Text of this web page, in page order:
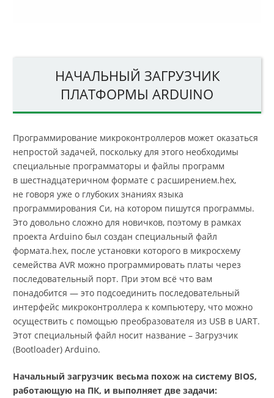
НАЧАЛЬНЫЙ ЗАГРУЗЧИК
ПЛАТФОРМЫ ARDUINO
Программирование микроконтроллеров может оказаться
непростой задачей, поскольку для этого необходимы
специальные программаторы и файлы программ
в шестнадцатеричном формате с расширением.hex,
не говоря уже о глубоких знаниях языка
программирования Си, на котором пишутся программы.
Это довольно сложно для новичков, поэтому в рамках
проекта Arduino был создан специальный файл
формата.hex, после установки которого в микросхему
семейства AVR можно программировать платы через
последовательный порт. При этом всё что вам
понадобится — это подсоединить последовательный
интерфейс микроконтроллера к компьютеру, что можно
осуществить с помощью преобразователя из USB в UART.
Этот специальный файл носит название – Загрузчик
(Bootloader) Arduino.
Начальный загрузчик весьма похож на систему BIOS,
работающую на ПК, и выполняет две задачи: